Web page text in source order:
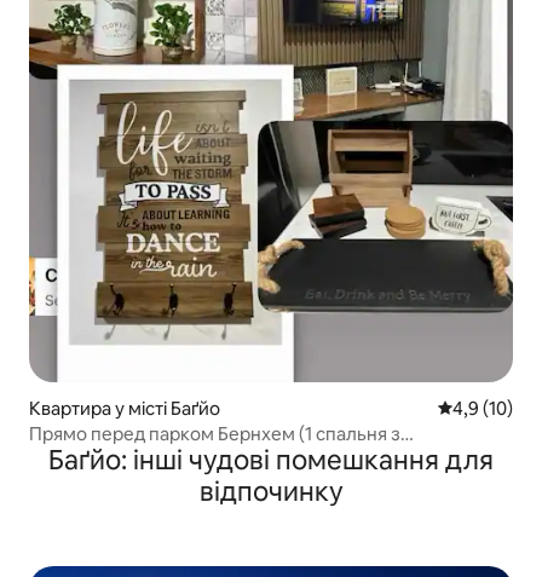
Квартира у місті Баґйо Середня
4,9 (10)
Прямо перед парком Бернхем (1 спальня з
кондиціонером)
Баґйо: інші чудові помешкання для
відпочинку